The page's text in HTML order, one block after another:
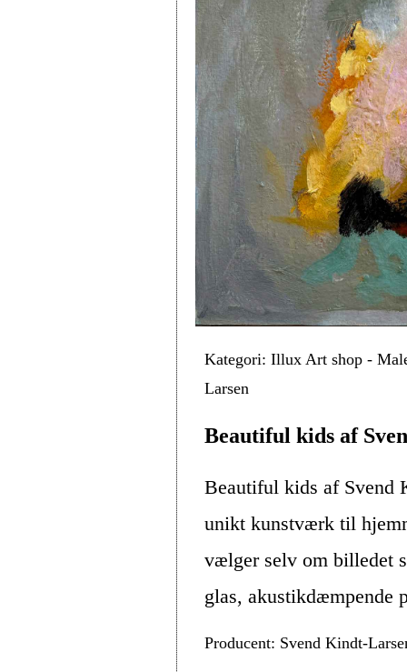
Kategori: Illux Art shop -
Larsen
Beautiful kids af
Beautiful kids af Svend
unikt kunstværk til
vælger selv om billedet
glas, akustikdæmpende
Producent: Svend Kindt-